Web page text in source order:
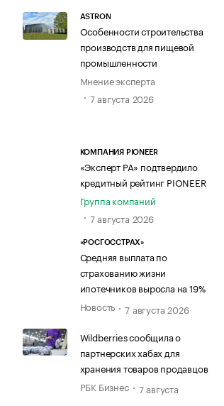
ASTRON
Особенности строительства
производств для пищевой
промышленности
Мнение эксперта
7 августа 2026
КОМПАНИЯ PIONEER
«Эксперт РА» подтвердило
кредитный рейтинг PIONEER
Группа компаний
7 августа 2026
«РОСГОССТРАХ»
Средняя выплата по
страхованию жизни
ипотечников выросла на 19%
Новость
7 августа 2026
Wildberries сообщила о
партнерских хабах для
хранения товаров продавцов
РБК Бизнес
7 августа